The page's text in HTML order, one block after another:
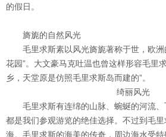
的假日。
旖旎的自然风光
毛里求斯素以风光旖旎著称于世，欧洲
花园”。大文豪马克吐温也曾这样形容毛里
乡，天堂原是仿照毛里求斯岛而建的”。
绮丽风光
毛里求斯有连绵的山脉、蜿蜒的河流、
都是我们参观游览的绝佳选择。不过到毛
海。毛里求斯的海美的传奇，周边海水受